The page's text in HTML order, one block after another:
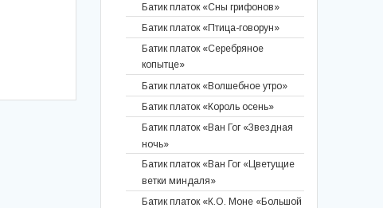
Батик шарф «Вивальди»
Батик палантин «Иллюзия»
Батик шарф «Весенний»
Батик шарф «Узоры»
Батик палантин «Альпийские
цветы»
Батик шарф «Бирюзовая птица»
Батик шарф «Тёплый вечер»
Батик шарф «Калина»
Батик шарф «Шёлковая нежность»
Батик платок «Сны грифонов»
Батик платок «Птица-говорун»
Батик платок «Серебряное
копытце»
Батик платок «Волшебное утро»
Батик платок «Король осень»
Батик платок «Ван Гог «Звездная
ночь»
Батик платок «Ван Гог «Цветущие
ветки миндаля»
Батик платок «К.О. Моне «Большой